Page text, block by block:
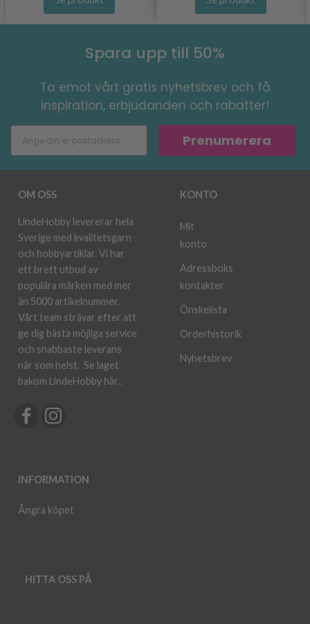
Spara upp till 50%
Ta emot vårt gratis nyhetsbrev och få
inspiration, erbjudanden och rabatter!
Prenumerera
OM OSS
LindeHobby levererar hela
Sverige med kvalitetsgarn
och hobbyartiklar. Vi har
ett brett utbud av
populära märken med mer
än 5000 artikelnummer.
Vårt team strävar efter att
ge dig bästa möjliga service
och snabbaste leverans
när som helst. Se laget
bakom LindeHobby här..
INFORMATION
Ångra köpet
KONTO
Mit
konto
Adressboks
kontakter
Önskelista
Orderhistorik
Nyhetsbrev
HITTA OSS PÅ